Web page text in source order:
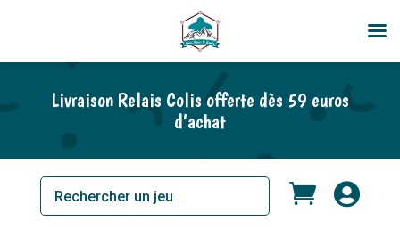
Livraison Relais Colis offerte dès 59 euros
d’achat
 